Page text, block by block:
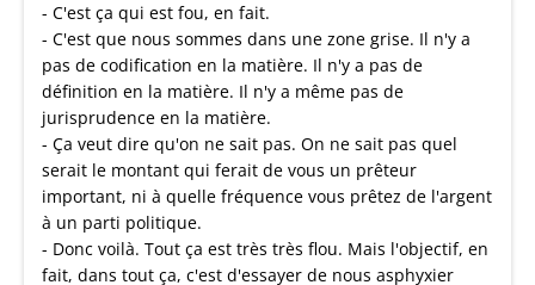
- C'est ça qui est fou, en fait.
- C'est que nous sommes dans une zone grise. Il n'y a
pas de codification en la matière. Il n'y a pas de
définition en la matière. Il n'y a même pas de
jurisprudence en la matière.
- Ça veut dire qu'on ne sait pas. On ne sait pas quel
serait le montant qui ferait de vous un prêteur
important, ni à quelle fréquence vous prêtez de l'argent
à un parti politique.
- Donc voilà. Tout ça est très très flou. Mais l'objectif, en
fait, dans tout ça, c'est d'essayer de nous asphyxier